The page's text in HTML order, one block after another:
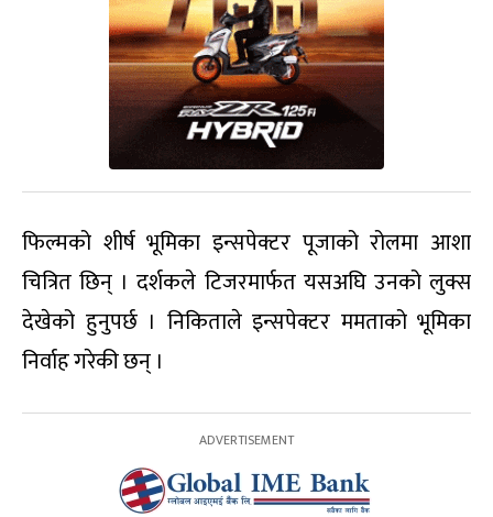
फिल्मको शीर्ष भूमिका इन्सपेक्टर पूजाको रोलमा आशा
चित्रित छिन् । दर्शकले टिजरमार्फत यसअघि उनको लुक्स
देखेको हुनुपर्छ । निकिताले इन्सपेक्टर ममताको भूमिका
निर्वाह गरेकी छन् ।